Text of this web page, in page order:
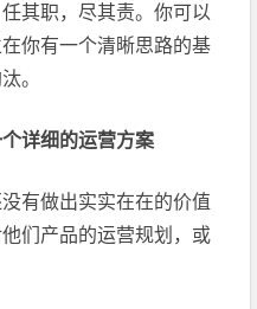
其职，尽其责。你可以
你有一个清晰思路的基
。
详细的运营方案
有做出实实在在的价值
们产品的运营规划，或